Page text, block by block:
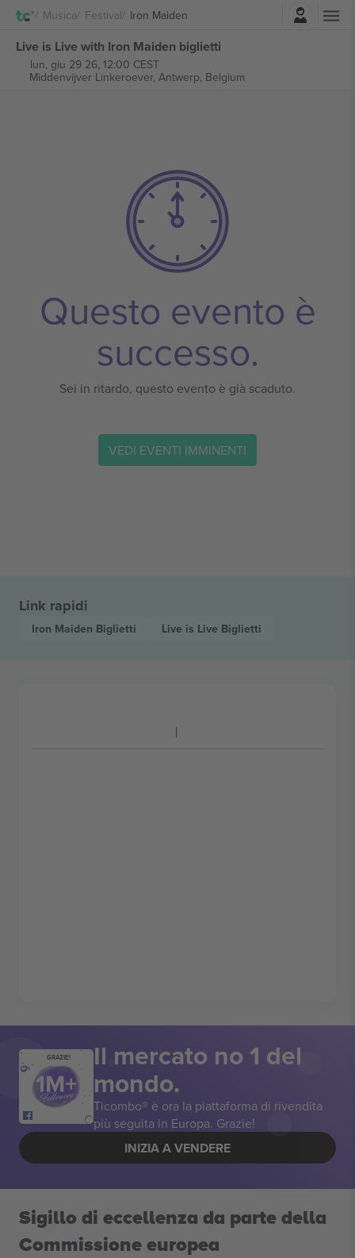
Musica Festival Iron Maiden
Live is Live with Iron Maiden biglietti
lun, giu 29 26, 12:00 CEST
Middenvijver Linkeroever, Antwerp, Belgium
Questo evento è
successo.
Sei in ritardo, questo evento è già scaduto.
VEDI EVENTI IMMINENTI
Link rapidi
Iron Maiden Biglietti Live is Live Biglietti
GRAZIE! Il mercato no 1 del
mondo.
Ticombo® è ora la piattaforma di rivendita
più seguita in Europa. Grazie!
INIZIA A VENDERE
Sigillo di eccellenza da parte della
Commissione europea